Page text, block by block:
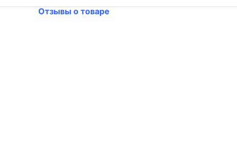
Отзывы о товаре